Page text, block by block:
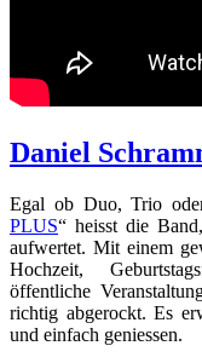
Daniel
Egal ob Duo, Trio
PLUS“ heisst die
aufwertet. Mit einem
Hochzeit,
öffentliche
richtig abgerockt. Es
und einfach geniessen.